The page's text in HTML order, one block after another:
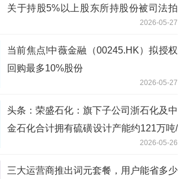
关于持股5%以上股东所持股份被司法拍
2026-05-27
当前焦点!中薇金融（00245.HK）拟授权
回购最多10%股份
2026-05-27
头条：荣盛石化：旗下子公司浙石化及中
金石化合计拥有硫磺设计产能约121万吨/
2026-05-26
三大运营商推出词元套餐，用户能省多少